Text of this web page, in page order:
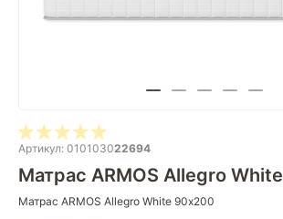
Артикул: 010103022694
Матрас ARMOS Allegro White
Матрас ARMOS Allegro White 90х200